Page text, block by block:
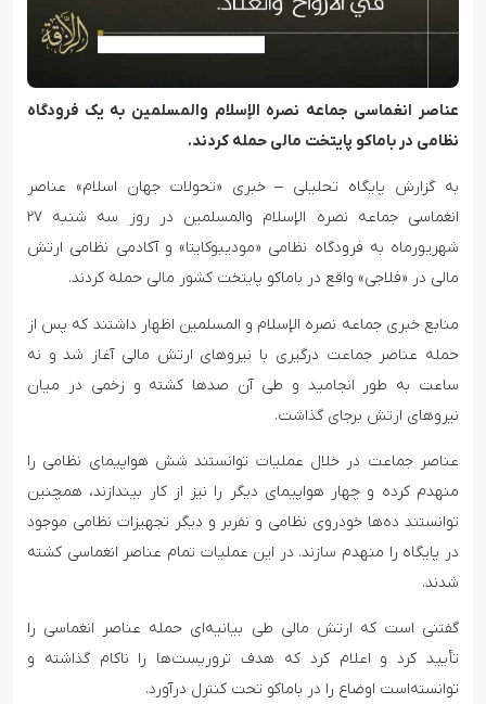
عناصر انغماسی جماعه نصره الإسلام والمسلمین به یک فرودگاه
نظامی در باماکو پایتخت مالی حمله کردند.
به گزارش پایگاه تحلیلی – خبری «تحولات جهان اسلام» عناصر
انغماسی جماعه نصره الإسلام والمسلمین در روز سه شنبه ۲۷
شهریورماه به فرودگاه نظامی «مودیبوکایتا» و آکادمی نظامی ارتش
مالی در «فلاجی» واقع در باماکو پایتخت کشور مالی حمله کردند.
منابع خبری جماعه نصره الإسلام و المسلمین اظهار داشتند که پس از
حمله عناصر جماعت درگیری با نیروهای ارتش مالی آغاز شد و نه
ساعت به طور انجامید و طی آن صدها کشته و زخمی در میان
نیروهای ارتش برجای گذاشت.
عناصر جماعت در خلال عملیات توانستند شش هواپیمای نظامی را
منهدم کرده و چهار هواپیمای دیگر را نیز از کار بیندازند، همچنین
توانستند ده‌ها خودروی نظامی و نفربر و دیگر تجهیزات نظامی موجود
در پایگاه را منهدم سازند. در این عملیات تمام عناصر انغماسی کشته
شدند.
گفتنی است که ارتش مالی طی بیانیه‌ای حمله عناصر انغماسی را
تأیید کرد و اعلام کرد که هدف تروریست‌ها را ناکام گذاشته و
توانسته‌است اوضاع را در باماکو تحت کنترل درآورد.